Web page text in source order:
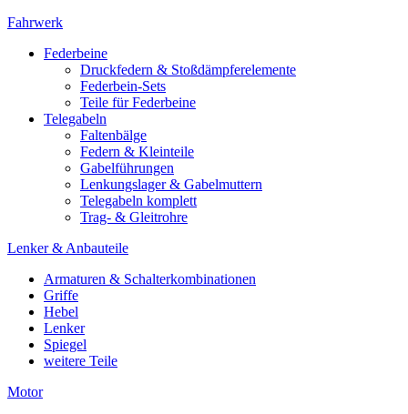
Fahrwerk
Federbeine
Druckfedern & Stoßdämpferelemente
Federbein-Sets
Teile für Federbeine
Telegabeln
Faltenbälge
Federn & Kleinteile
Gabelführungen
Lenkungslager & Gabelmuttern
Telegabeln komplett
Trag- & Gleitrohre
Lenker & Anbauteile
Armaturen & Schalterkombinationen
Griffe
Hebel
Lenker
Spiegel
weitere Teile
Motor